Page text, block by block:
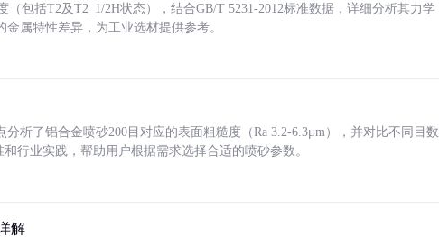
包括T2及T2_1/2H状态），结合GB/T 5231-2012标准数据，详细分析其力学
属特性差异，为工业选材提供参考。
析了铝合金喷砂200目对应的表面粗糙度（Ra 3.2-6.3μm），并对比不同目数
行业实践，帮助用户根据需求选择合适的喷砂参数。
解